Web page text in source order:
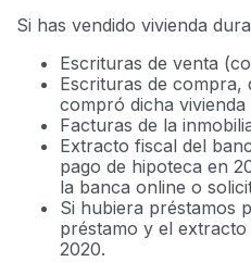
Si has vendido vivienda
Escrituras de venta
Escrituras de compra,
compró dicha vivienda
Facturas de la
Extracto fiscal del
pago de hipoteca en
la banca online o
Si hubiera préstamos
préstamo y el
2020.